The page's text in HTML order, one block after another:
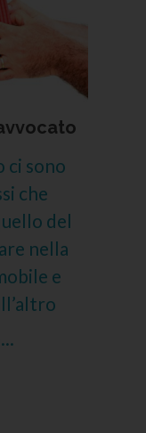
ci sono
che
del
nella
e